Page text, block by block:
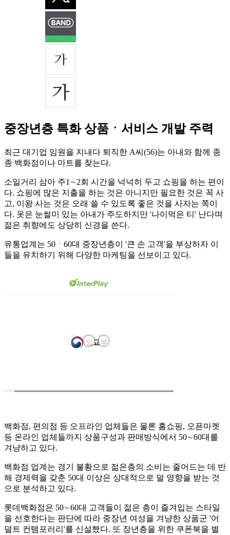
중장년층 특화 상품ㆍ서비스 개발 주력
최근 대기업 임원을 지내다 퇴직한 A씨(56)는 아내와 함께 종
종 백화점이나 마트를 찾는다.
소일거리 삼아 주1∼2회 시간을 넉넉히 두고 쇼핑을 하는 편이
다. 쇼핑에 많은 지출을 하는 것은 아니지만 필요한 것은 꼭 사
고, 이왕 사는 것은 오래 쓸 수 있도록 좋은 것을 사자는 쪽이
다. 옷은 눈썰미 있는 아내가 주도하지만 '나이먹은 티' 난다며
젊은 취향에도 상당히 신경을 쓴다.
유통업계는 50ㆍ60대 중장년층이 '큰 손 고객'을 부상하자 이
들을 유치하기 위해 다양한 마케팅을 선보이고 있다.
백화점, 편의점 등 오프라인 업체들은 물론 홈쇼핑, 오픈마켓
등 온라인 업체들까지 상품구성과 판매방식에서 50∼60대를
겨냥하고 있다.
백화점 업계는 경기 불황으로 젊은층의 소비는 줄어드는 데 반
해 경제력을 갖춘 50대 이상은 상대적으로 덜 영향을 받는 것
으로 분석하고 있다.
롯데백화점은 50∼60대 고객들이 젊은 층이 즐겨입는 스타일
을 선호한다는 판단에 따라 중장년 여성을 겨냥한 상품군 '어
덜트 컨템포러리'를 신설했다. 또 장년층을 위한 쿠폰북을 별